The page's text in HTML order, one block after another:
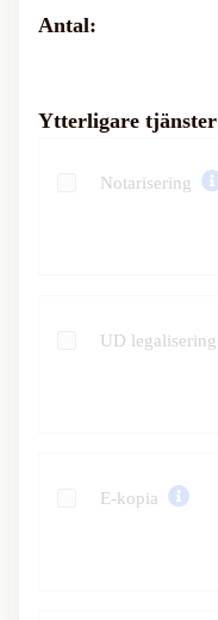
Antal:
Ytterligare tjänster
Notarisering
UD legalisering
E-kopia